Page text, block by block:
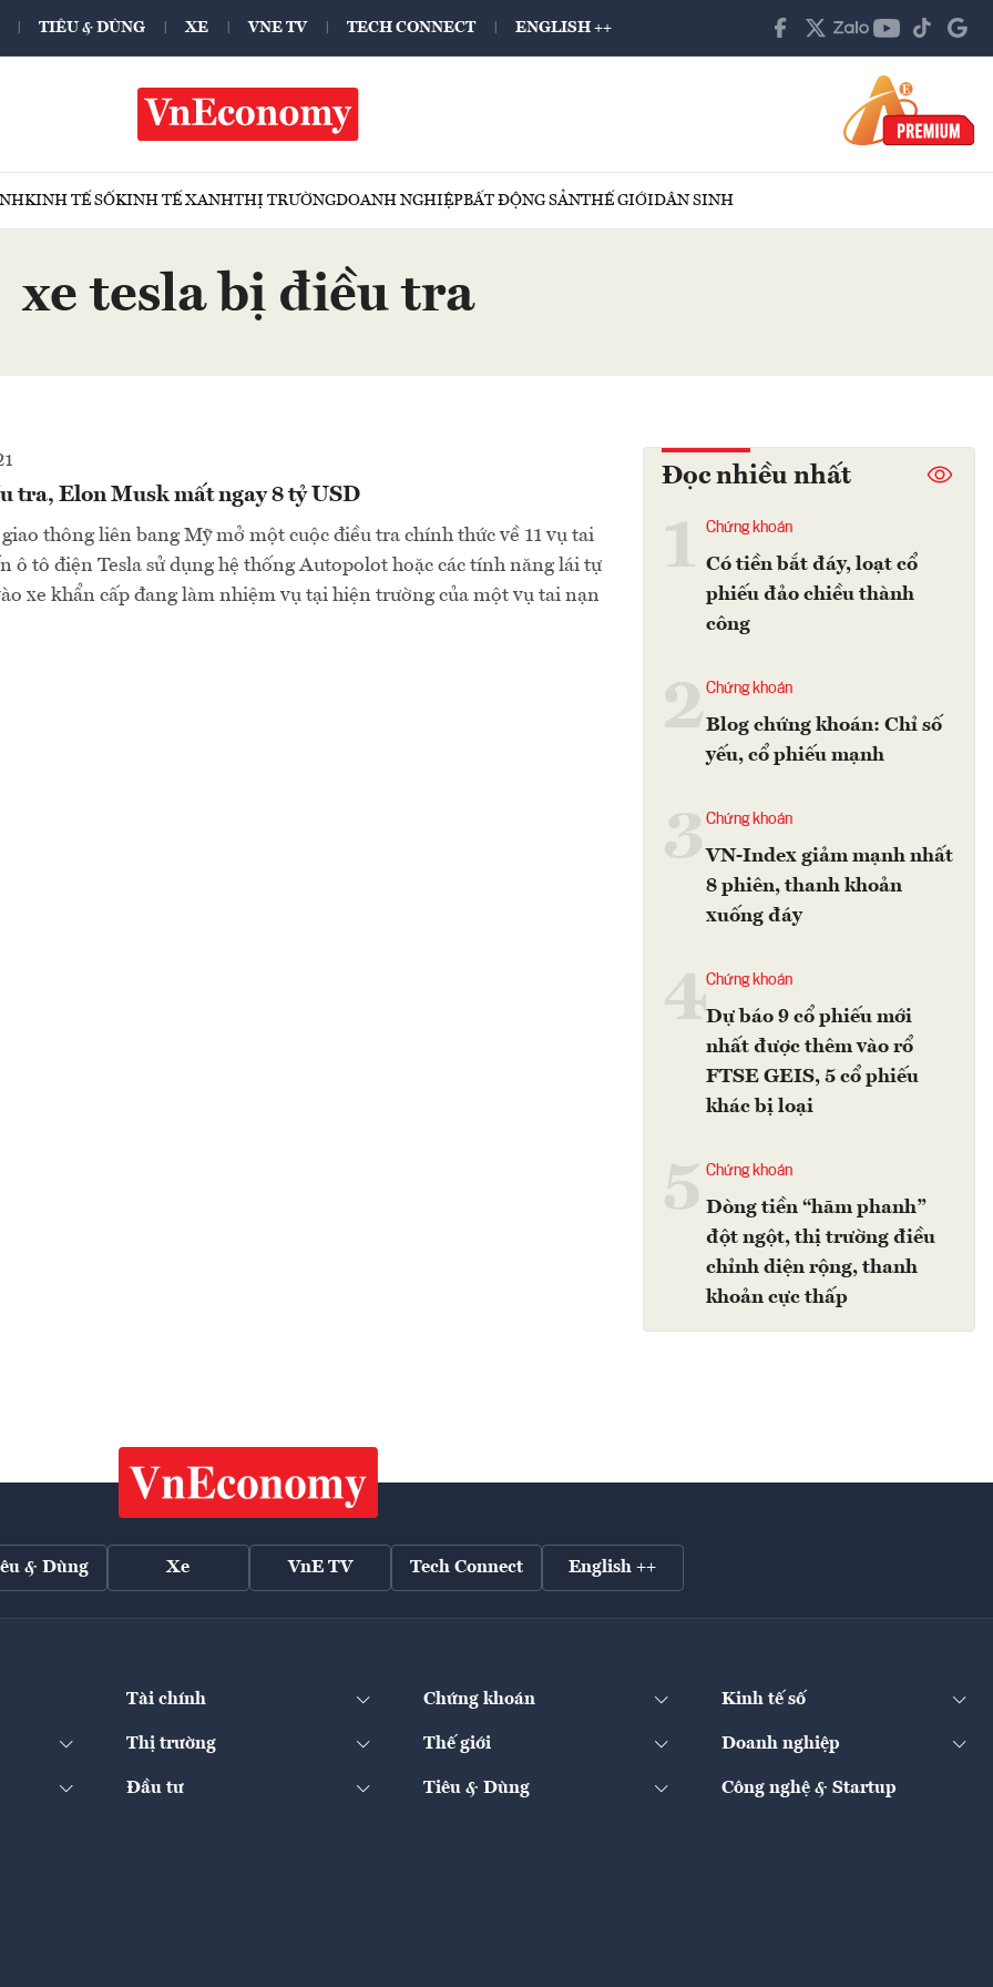
TIÊU & DÙNG XE VNE TV TECH CONNECT ENGLISH ++
KINH TẾ SỐKINH TẾ XANHTHỊ TRƯỜNGDOANH NGHIỆPBẤT ĐỘNG SẢNTHẾ GIỚIDÂN SINH
xe tesla bị điều tra
tra, Elon Musk mất ngay 8 tỷ USD
thông liên bang Mỹ mở một cuộc điều tra chính thức về 11 vụ tai
ô tô điện Tesla sử dụng hệ thống Autopolot hoặc các tính năng lái tự
xe khẩn cấp đang làm nhiệm vụ tại hiện trường của một vụ tai nạn
Đọc nhiều nhất
Chứng khoán
Có tiền bắt đáy, loạt cổ
phiếu đảo chiều thành
công
2Chứng khoán
Blog chứng khoán: Chỉ số
yếu, cổ phiếu mạnh
Chứng khoán
VN-Index giảm mạnh nhất
8 phiên, thanh khoản
xuống đáy
4Chứng khoán
Dự báo 9 cổ phiếu mới
nhất được thêm vào rổ
FTSE GEIS, 5 cổ phiếu
khác bị loại
Chứng khoán
Dòng tiền “hãm phanh”
đột ngột, thị trường điều
chỉnh diện rộng, thanh
khoản cực thấp
& Dùng Xe VnE TV Tech Connect English ++
Tài chính Chứng khoán Kinh tế số
Thị trường Thế giới Doanh nghiệp
Đầu tư Tiêu & Dùng Công nghệ & Startup